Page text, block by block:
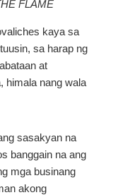
FLAME
kaya sa
sa harap ng
at
himala nang wala
sasakyan na
banggain na ang
mga businang
akong